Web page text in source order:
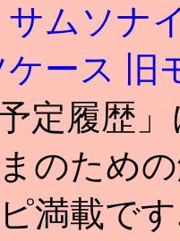
サムソナ
ケース 旧
定履歴
のため
満載で